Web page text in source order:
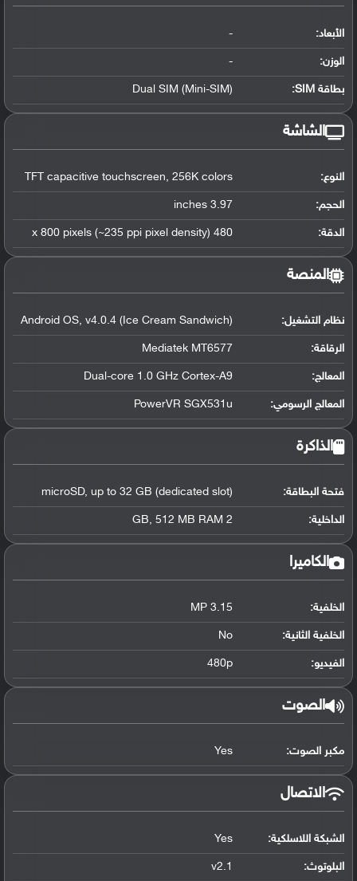
الأبعاد: -
الوزن: -
بطاقة SIM: Dual SIM (Mini-SIM)
الشاشة
النوع: TFT capacitive touchscreen, 256K colors
الحجم: 3.97 inches
الدقة: 480 x 800 pixels (~235 ppi pixel density)
المنصة
نظام التشغيل:
Android OS, v4.0.4 (Ice Cream Sandwich)
الرقاقة:
Mediatek MT6577
المعالج:
Dual-core 1.0 GHz Cortex-A9
المعالج الرسومي:
PowerVR SGX531u
الذاكرة
فتحة البطاقة: microSD, up to 32 GB (dedicated slot)
الداخلية: 2 GB, 512 MB RAM
الكاميرا
الخلفية: 3.15 MP
الخلفية الثانية: No
الفيديو: 480p
الصوت
مكبر الصوت: Yes
الاتصال
الشبكة اللاسلكية: Yes
البلوتوث:
v2.1